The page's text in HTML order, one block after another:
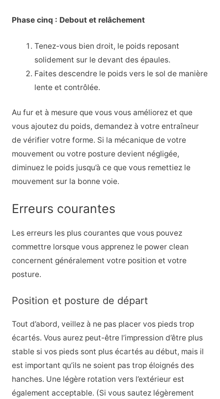
Phase cinq : Debout et relâchement
Tenez-vous bien droit, le poids reposant
solidement sur le devant des épaules.
Faites descendre le poids vers le sol de manière
lente et contrôlée.
Au fur et à mesure que vous vous améliorez et que
vous ajoutez du poids, demandez à votre entraîneur
de vérifier votre forme. Si la mécanique de votre
mouvement ou votre posture devient négligée,
diminuez le poids jusqu’à ce que vous remettiez le
mouvement sur la bonne voie.
Erreurs courantes
Les erreurs les plus courantes que vous pouvez
commettre lorsque vous apprenez le power clean
concernent généralement votre position et votre
posture.
Position et posture de départ
Tout d’abord, veillez à ne pas placer vos pieds trop
écartés. Vous aurez peut-être l’impression d’être plus
stable si vos pieds sont plus écartés au début, mais il
est important qu’ils ne soient pas trop éloignés des
hanches. Une légère rotation vers l’extérieur est
également acceptable. (Si vous sautez légèrement